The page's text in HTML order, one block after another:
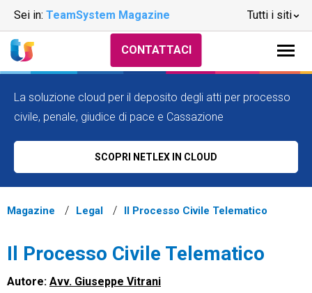
Sei in: TeamSystem Magazine Tutti i siti
CONTATTACI
La soluzione cloud per il deposito degli atti per processo
civile, penale, giudice di pace e Cassazione
SCOPRI NETLEX IN CLOUD
Magazine Legal Il Processo Civile Telematico
Il Processo Civile Telematico
Autore: Avv. Giuseppe Vitrani